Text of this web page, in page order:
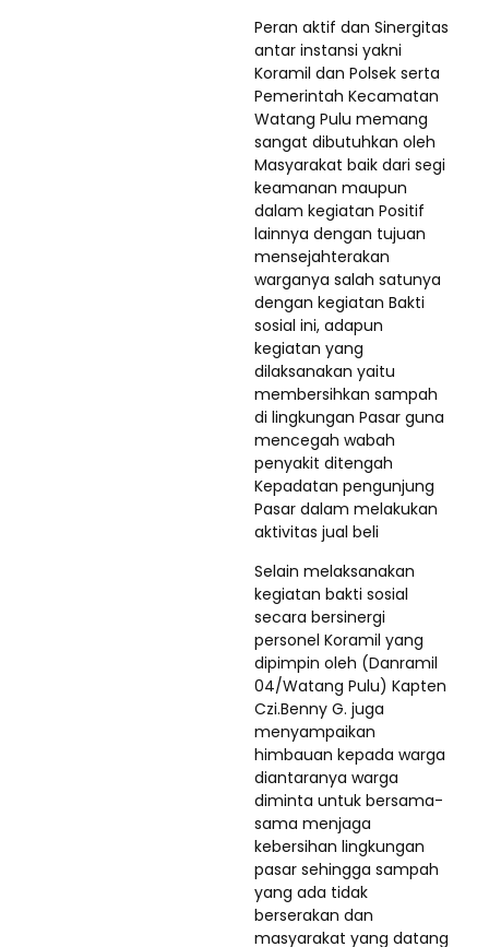
Peran aktif dan Sinergitas
antar instansi yakni
Koramil dan Polsek serta
Pemerintah Kecamatan
Watang Pulu memang
sangat dibutuhkan oleh
Masyarakat baik dari segi
keamanan maupun
dalam kegiatan Positif
lainnya dengan tujuan
mensejahterakan
warganya salah satunya
dengan kegiatan Bakti
sosial ini, adapun
kegiatan yang
dilaksanakan yaitu
membersihkan sampah
di lingkungan Pasar guna
mencegah wabah
penyakit ditengah
Kepadatan pengunjung
Pasar dalam melakukan
aktivitas jual beli
Selain melaksanakan
kegiatan bakti sosial
secara bersinergi
personel Koramil yang
dipimpin oleh (Danramil
04/Watang Pulu) Kapten
Czi.Benny G. juga
menyampaikan
himbauan kepada warga
diantaranya warga
diminta untuk bersama-
sama menjaga
kebersihan lingkungan
pasar sehingga sampah
yang ada tidak
berserakan dan
masyarakat yang datang